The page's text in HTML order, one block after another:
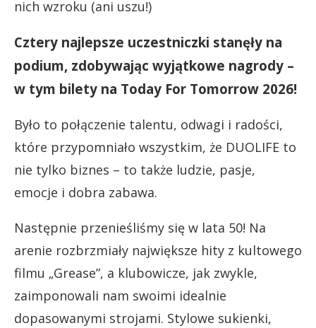
nich wzroku (ani uszu!)
Cztery najlepsze uczestniczki stanęły na
podium, zdobywając wyjątkowe nagrody –
w tym bilety na Today For Tomorrow 2026!
Było to połączenie talentu, odwagi i radości,
które przypomniało wszystkim, że DUOLIFE to
nie tylko biznes – to także ludzie, pasje,
emocje i dobra zabawa.
Następnie przenieśliśmy się w lata 50! Na
arenie rozbrzmiały największe hity z kultowego
filmu „Grease”, a klubowicze, jak zwykle,
zaimponowali nam swoimi idealnie
dopasowanymi strojami. Stylowe sukienki,